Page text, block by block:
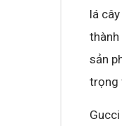
lá
sản
trọng